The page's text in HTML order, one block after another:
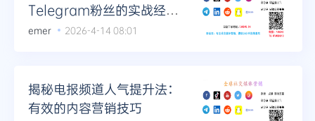
Telegram粉丝的实战经验
分享
emer 2026-4-14 08:01
揭秘电报频道人气提升法：
有效的内容营销技巧